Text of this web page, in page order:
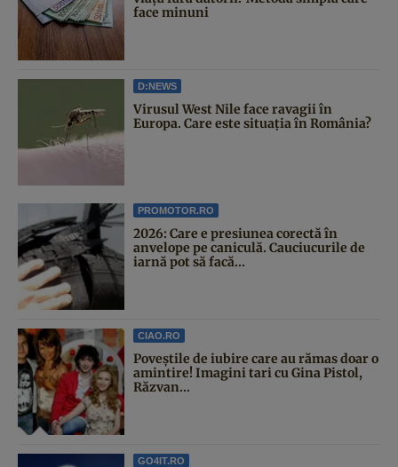
face minuni
D:NEWS
Virusul West Nile face ravagii în
Europa. Care este situația în România?
PROMOTOR.RO
2026: Care e presiunea corectă în
anvelope pe caniculă. Cauciucurile de
iarnă pot să facă...
CIAO.RO
Poveştile de iubire care au rămas doar o
amintire! Imagini tari cu Gina Pistol,
Răzvan...
GO4IT.RO